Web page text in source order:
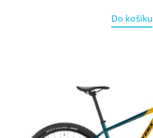
Do košíku